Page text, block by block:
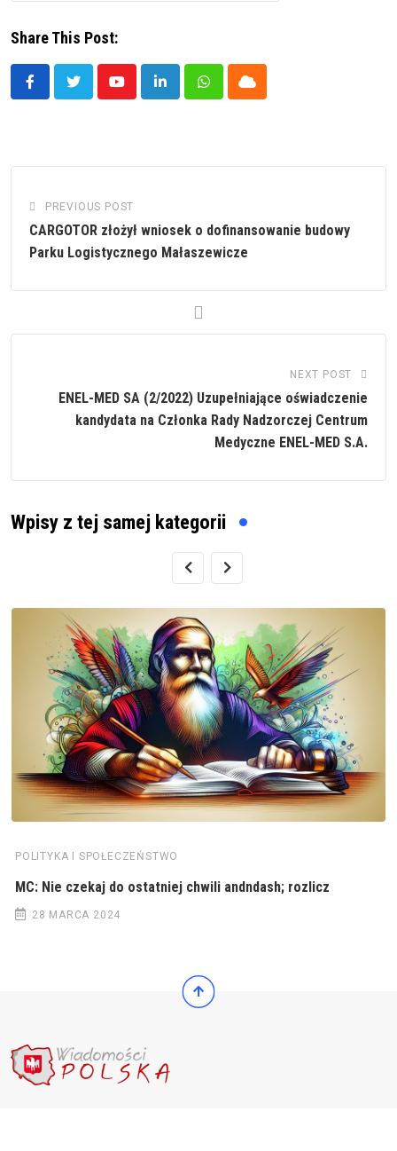
Share This Post:
YoutubeLinkedInWhatsappCloud
PREVIOUS POST
CARGOTOR złożył wniosek o dofinansowanie budowy
Parku Logistycznego Małaszewicze
NEXT POST
ENEL-MED SA (2/2022) Uzupełniające oświadczenie
kandydata na Członka Rady Nadzorczej Centrum
Medyczne ENEL-MED S.A.
Wpisy z tej samej kategorii
POLITYKA I SPOŁECZEŃSTWO
MC: Nie czekaj do ostatniej chwili andndash; rozlicz
28 MARCA 2024